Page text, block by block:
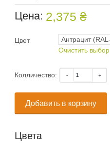
Цена: 2,375 ₴
Цвет
Очистить выбор
Колличество:
Добавить в корзину
Цвета